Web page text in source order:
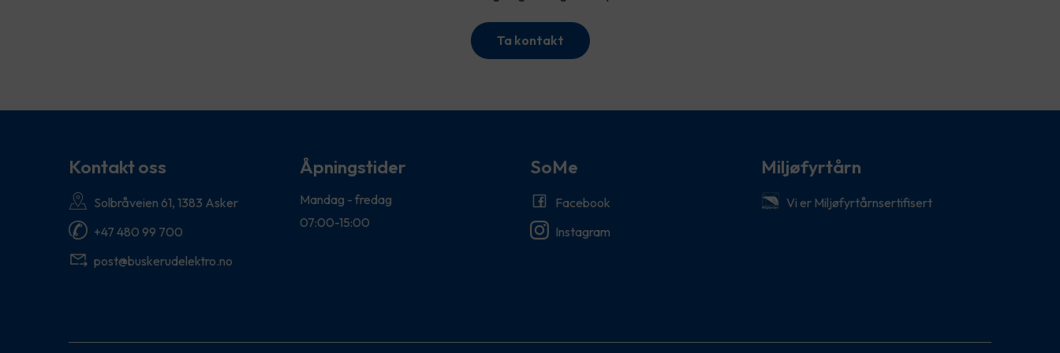
Ta kontakt
Kontakt oss
Solbråveien 61, 1383 Asker
+47 480 99 700
post@buskerudelektro.no
Åpningstider
Mandag - fredag
07:00-15:00
SoMe
Facebook
Instagram
Miljøfyrtårn
Vi er Miljøfyrtårnsertifisert